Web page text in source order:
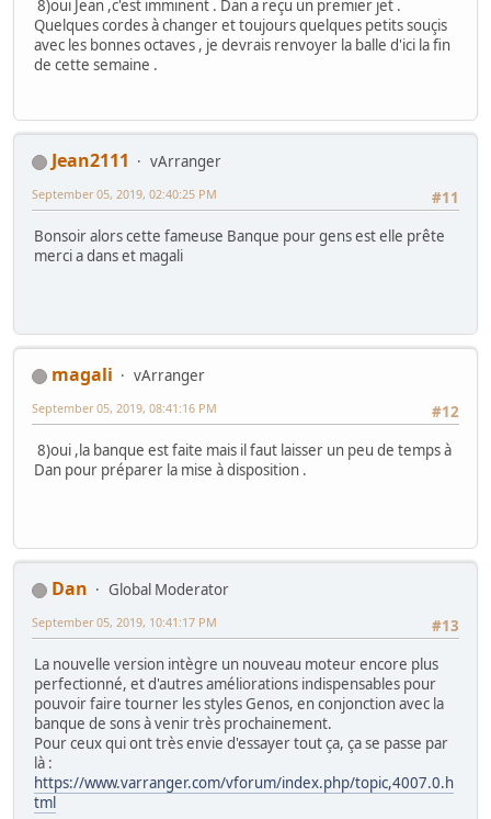
8)oui Jean ,c'est imminent . Dan a reçu un premier jet .
Quelques cordes à changer et toujours quelques petits souçis
avec les bonnes octaves , je devrais renvoyer la balle d'ici la fin
de cette semaine .
Jean2111
vArranger
#11
September 05, 2019, 02:40:25 PM
Bonsoir alors cette fameuse Banque pour gens est elle prête
merci a dans et magali
magali
vArranger
#12
September 05, 2019, 08:41:16 PM
8)oui ,la banque est faite mais il faut laisser un peu de temps à
Dan pour préparer la mise à disposition .
Dan
Global Moderator
#13
September 05, 2019, 10:41:17 PM
La nouvelle version intègre un nouveau moteur encore plus
perfectionné, et d'autres améliorations indispensables pour
pouvoir faire tourner les styles Genos, en conjonction avec la
banque de sons à venir très prochainement.
Pour ceux qui ont très envie d'essayer tout ça, ça se passe par
là :
https://www.varranger.com/vforum/index.php/topic,4007.0.h
tml